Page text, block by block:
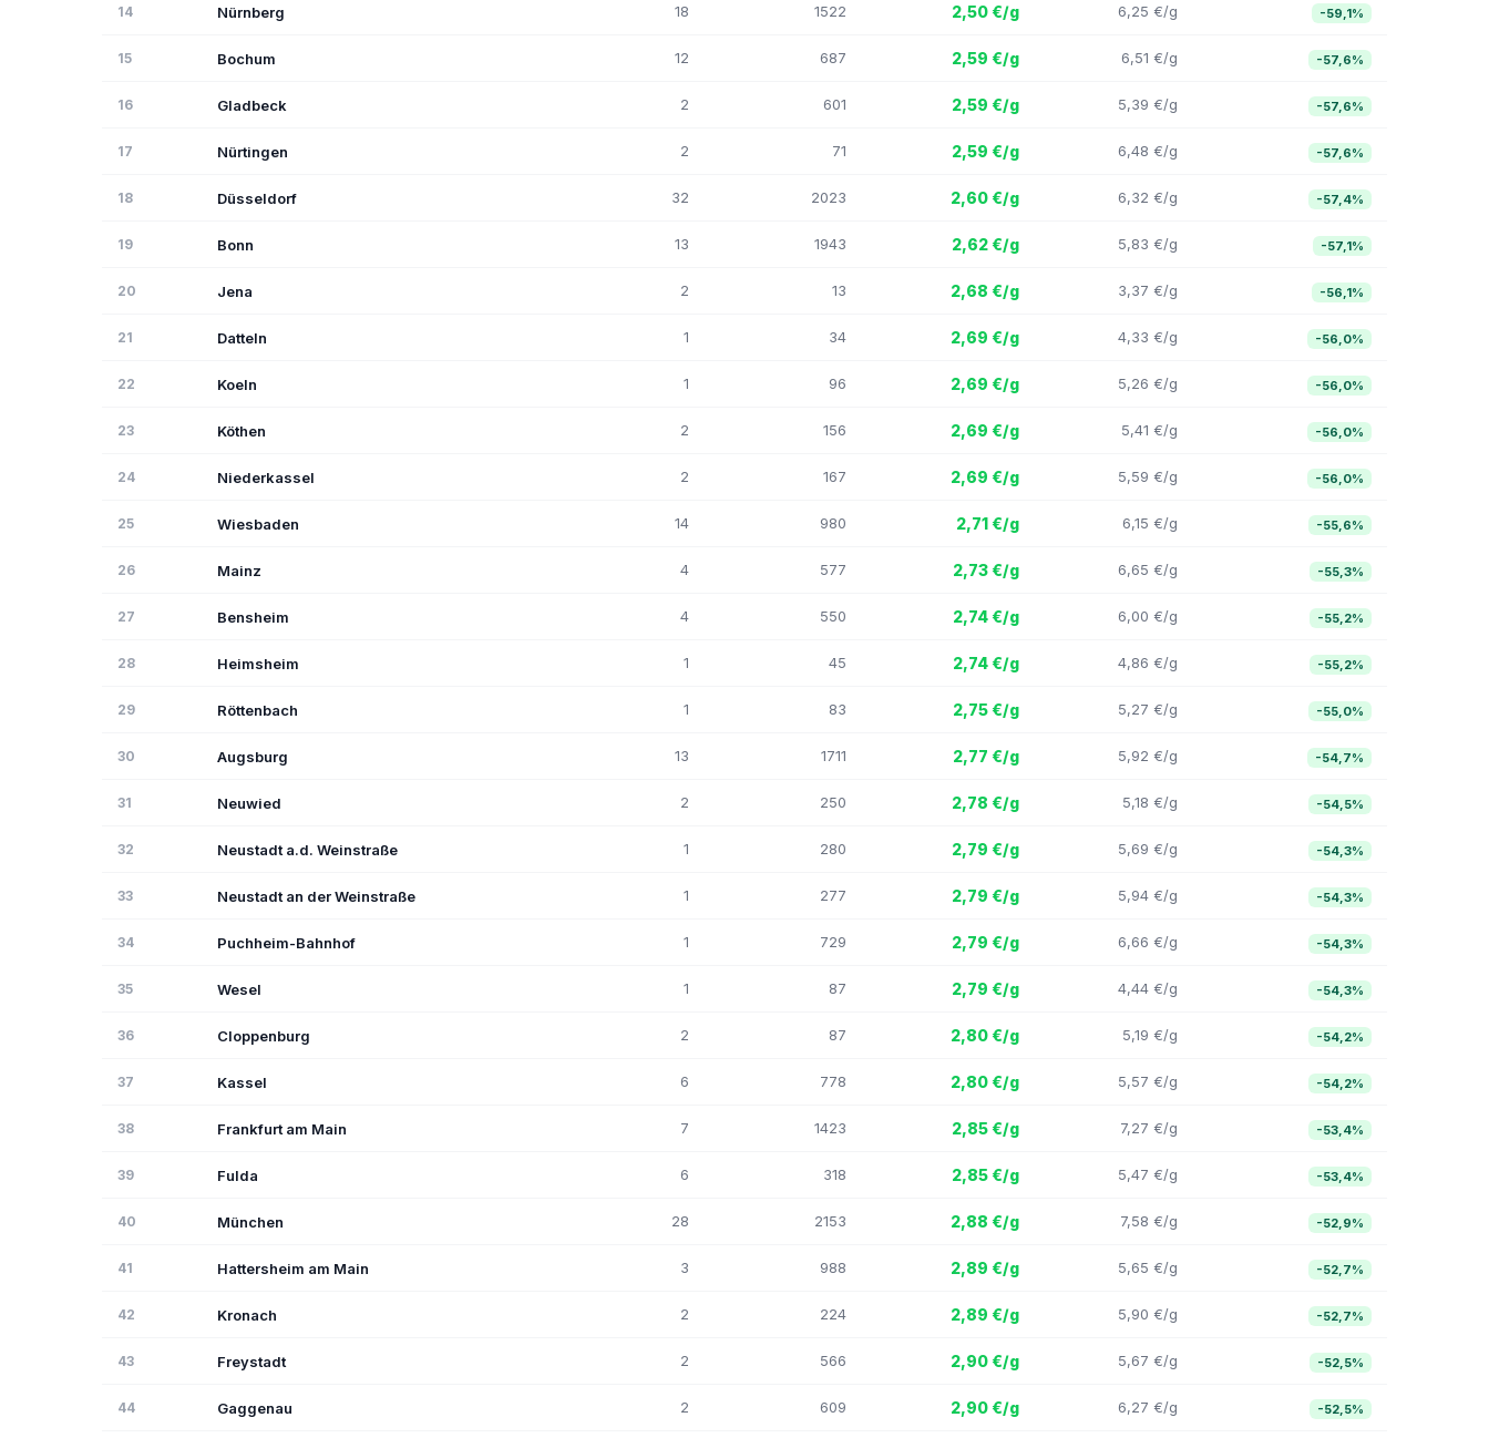
14 Nürnberg 18 1522 2,50 €/g 6,25 €/g -59,1%
15 Bochum 12 687 2,59 €/g 6,51 €/g -57,6%
16 Gladbeck 2 601 2,59 €/g 5,39 €/g -57,6%
17 Nürtingen 2 71 2,59 €/g 6,48 €/g -57,6%
18 Düsseldorf 32 2023 2,60 €/g 6,32 €/g -57,4%
19 Bonn 13 1943 2,62 €/g 5,83 €/g -57,1%
20 Jena 2 13 2,68 €/g 3,37 €/g -56,1%
21 Datteln 1 34 2,69 €/g 4,33 €/g -56,0%
22 Koeln 1 96 2,69 €/g 5,26 €/g -56,0%
23 Köthen 2 156 2,69 €/g 5,41 €/g -56,0%
24 Niederkassel 2 167 2,69 €/g 5,59 €/g -56,0%
25 Wiesbaden 14 980 2,71 €/g 6,15 €/g -55,6%
26 Mainz 4 577 2,73 €/g 6,65 €/g -55,3%
27 Bensheim 4 550 2,74 €/g 6,00 €/g -55,2%
28 Heimsheim 1 45 2,74 €/g 4,86 €/g -55,2%
29 Röttenbach 1 83 2,75 €/g 5,27 €/g -55,0%
30 Augsburg 13 1711 2,77 €/g 5,92 €/g -54,7%
31 Neuwied 2 250 2,78 €/g 5,18 €/g -54,5%
32 Neustadt a.d. Weinstraße 1 280 2,79 €/g 5,69 €/g -54,3%
33 Neustadt an der Weinstraße 1 277 2,79 €/g 5,94 €/g -54,3%
34 Puchheim-Bahnhof 1 729 2,79 €/g 6,66 €/g -54,3%
35 Wesel 1 87 2,79 €/g 4,44 €/g -54,3%
36 Cloppenburg 2 87 2,80 €/g 5,19 €/g -54,2%
37 Kassel 6 778 2,80 €/g 5,57 €/g -54,2%
38 Frankfurt am Main 7 1423 2,85 €/g 7,27 €/g -53,4%
39 Fulda 6 318 2,85 €/g 5,47 €/g -53,4%
40 München 28 2153 2,88 €/g 7,58 €/g -52,9%
41 Hattersheim am Main 3 988 2,89 €/g 5,65 €/g -52,7%
42 Kronach 2 224 2,89 €/g 5,90 €/g -52,7%
43 Freystadt 2 566 2,90 €/g 5,67 €/g -52,5%
44 Gaggenau 2 609 2,90 €/g 6,27 €/g -52,5%